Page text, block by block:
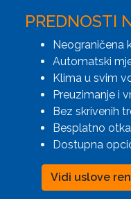
PREDNOSTI
Neograničena
Automatski
Klima u svim
Preuzimanje i
Bez skrivenih
Besplatno
Dostupna
Vidi uslove